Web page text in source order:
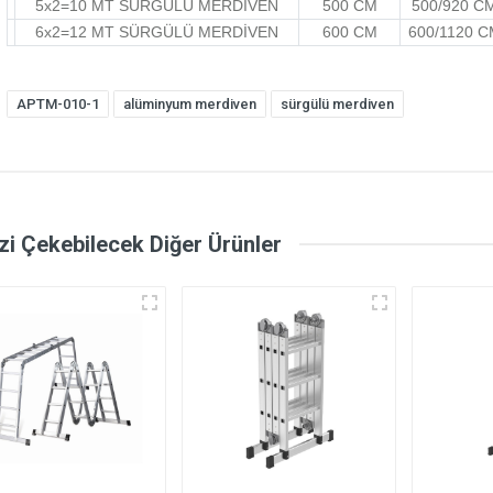
5x2=10 MT SÜRGÜLÜ MERDİVEN
500 CM
500/920
6x2=12 MT SÜRGÜLÜ MERDİVEN
600 CM 600/1120
APTM-010-1 alüminyum merdiven sürgülü merdiven
Çekebilecek Diğer Ürünler